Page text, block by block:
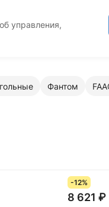
управления,
Фантом
-12%
8 621 ₽